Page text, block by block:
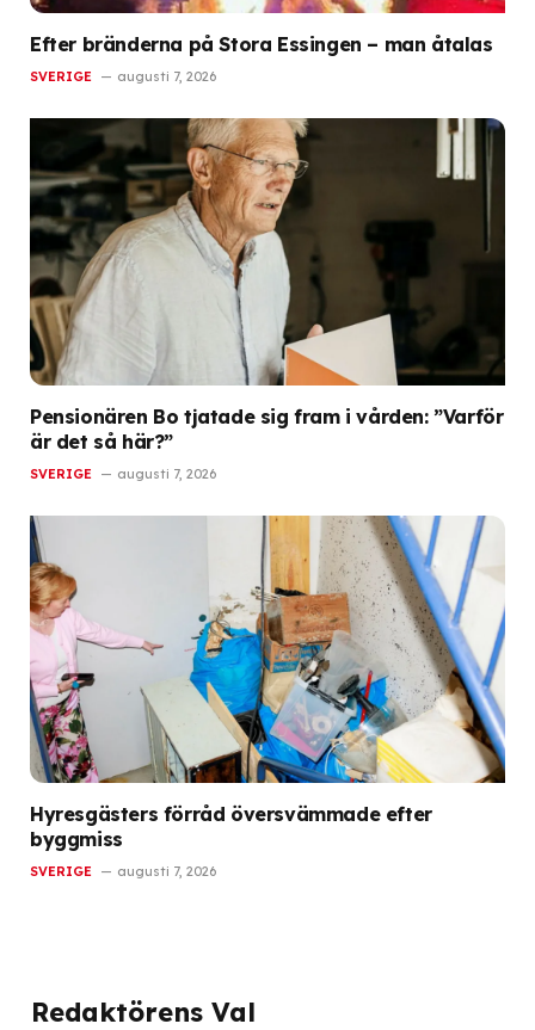
Efter bränderna på Stora Essingen – man åtalas
SVERIGE augusti 7, 2026
Pensionären Bo tjatade sig fram i vården: ”Varför
är det så här?”
SVERIGE augusti 7, 2026
Hyresgästers förråd översvämmade efter
byggmiss
SVERIGE augusti 7, 2026
Redaktörens Val